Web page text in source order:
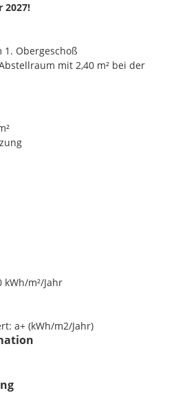
2027!
1. Obergeschoß
mit 2,40 m² bei der
von der Tiefgarage bis in die
Küchenbereich
- sofort einziehen & wohlfühlen
KFZ-Freistellplätze
Euro Schlüsselfertig
Euro
12.000.- Euro
kWh/m²/Jahr
a+ (kWh/m2/Jahr)